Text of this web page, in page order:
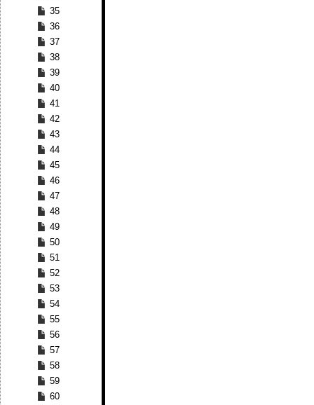
35
36
37
38
39
40
41
42
43
44
45
46
47
48
49
50
51
52
53
54
55
56
57
58
59
60